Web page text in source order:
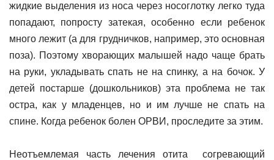
жидкие выделения из носа через носоглотку легко туда
попадают, попросту затекая, особенно если ребенок
много лежит (а для грудничков, например, это основная
поза). Поэтому хворающих малышей надо чаще брать
на руки, укладывать спать не на спинку, а на бочок. У
детей постарше (дошкольников) эта проблема не так
остра, как у младенцев, но и им лучше не спать на
спине. Когда ребенок болен ОРВИ, проследите за этим.
Неотъемлемая часть лечения отита согревающий